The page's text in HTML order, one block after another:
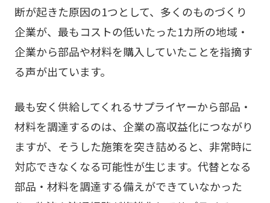
断が起きた原因の1つとして、多くのものづくり
企業が、最もコストの低いたった1カ所の地域・
企業から部品や材料を購入していたことを指摘す
る声が出ています。
最も安く供給してくれるサプライヤーから部品・
材料を調達するのは、企業の高収益化につながり
ますが、そうした施策を突き詰めると、非常時に
対応できなくなる可能性が生じます。代替となる
部品・材料を調達する備えができていなかった